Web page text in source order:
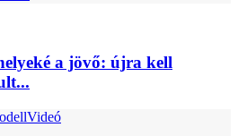
a jövő: újra kell
Videó